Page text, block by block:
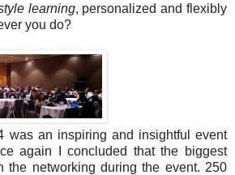
learning, personalized and flexibly
you do?
was an inspiring and insightful event
again I concluded that the biggest
the networking during the event. 250